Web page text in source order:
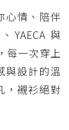
心情、陪伴
YAECA 與
每一次穿上
與設計的溫
，襯衫絕對